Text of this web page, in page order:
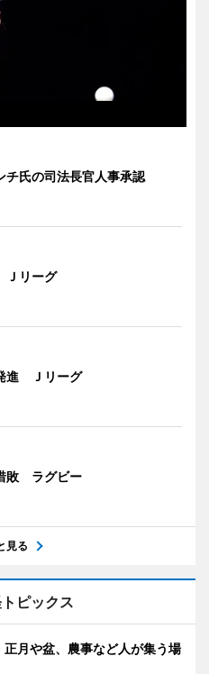
チ氏の司法長官人事承認
リーグ
進 Ｊリーグ
敗 ラグビー
見る
ピックス
月や盆、農事など人が集う場